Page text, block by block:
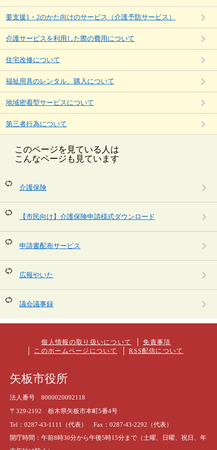
要支援1・2のかた向けのサービス（介護予防サービス）
介護サービスを利用した際の費用について
住宅改修について
福祉用具のレンタル、購入について
地域密着型サービスについて
第三者行為について
このページを見ている人は
こんなページも見ています
介護保険
【市民向け】介護保険申請様式ダウンロード
申請書配布サービス
広報やいた
議会議事録
個人情報の取り扱いについて
免責事項
このホームページについて
RSS配信について
矢板市役所
法人番号 8000020092118
〒329-2192 栃木県矢板市本町5番4号
Tel：0287-43-1111（代表） Fax：0287-43-2292（代表）
開庁時間：午前8時30分から午後5時15分まで（土曜、日曜、祝日、年